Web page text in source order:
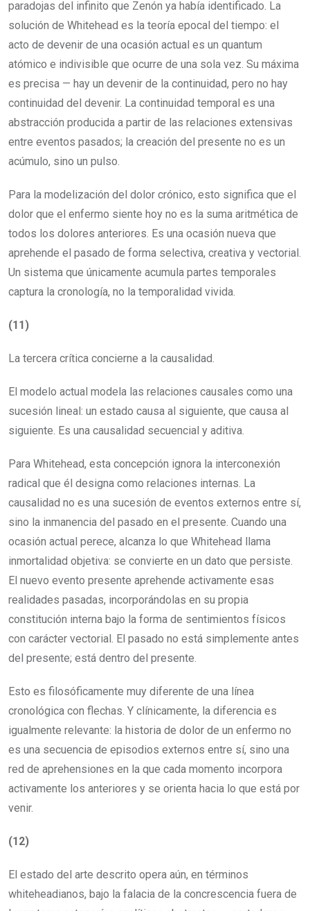
paradojas del infinito que Zenón ya había identificado. La
solución de Whitehead es la teoría epocal del tiempo: el
acto de devenir de una ocasión actual es un quantum
atómico e indivisible que ocurre de una sola vez. Su máxima
es precisa — hay un devenir de la continuidad, pero no hay
continuidad del devenir. La continuidad temporal es una
abstracción producida a partir de las relaciones extensivas
entre eventos pasados; la creación del presente no es un
acúmulo, sino un pulso.
Para la modelización del dolor crónico, esto significa que el
dolor que el enfermo siente hoy no es la suma aritmética de
todos los dolores anteriores. Es una ocasión nueva que
aprehende el pasado de forma selectiva, creativa y vectorial.
Un sistema que únicamente acumula partes temporales
captura la cronología, no la temporalidad vivida.
(11)
La tercera crítica concierne a la causalidad.
El modelo actual modela las relaciones causales como una
sucesión lineal: un estado causa al siguiente, que causa al
siguiente. Es una causalidad secuencial y aditiva.
Para Whitehead, esta concepción ignora la interconexión
radical que él designa como relaciones internas. La
causalidad no es una sucesión de eventos externos entre sí,
sino la inmanencia del pasado en el presente. Cuando una
ocasión actual perece, alcanza lo que Whitehead llama
inmortalidad objetiva: se convierte en un dato que persiste.
El nuevo evento presente aprehende activamente esas
realidades pasadas, incorporándolas en su propia
constitución interna bajo la forma de sentimientos físicos
con carácter vectorial. El pasado no está simplemente antes
del presente; está dentro del presente.
Esto es filosóficamente muy diferente de una línea
cronológica con flechas. Y clínicamente, la diferencia es
igualmente relevante: la historia de dolor de un enfermo no
es una secuencia de episodios externos entre sí, sino una
red de aprehensiones en la que cada momento incorpora
activamente los anteriores y se orienta hacia lo que está por
venir.
(12)
El estado del arte descrito opera aún, en términos
whiteheadianos, bajo la falacia de la concrescencia fuera de